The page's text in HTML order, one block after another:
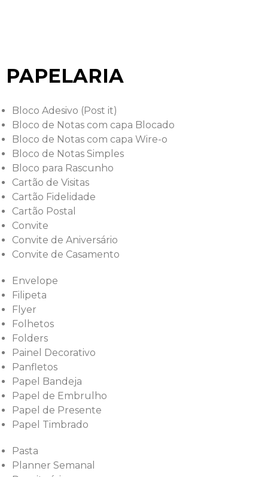
PAPELARIA
Bloco Adesivo (Post it)
Bloco de Notas com capa Blocado
Bloco de Notas com capa Wire-o
Bloco de Notas Simples
Bloco para Rascunho
Cartão de Visitas
Cartão Fidelidade
Cartão Postal
Convite
Convite de Aniversário
Convite de Casamento
Envelope
Filipeta
Flyer
Folhetos
Folders
Painel Decorativo
Panfletos
Papel Bandeja
Papel de Embrulho
Papel de Presente
Papel Timbrado
Pasta
Planner Semanal